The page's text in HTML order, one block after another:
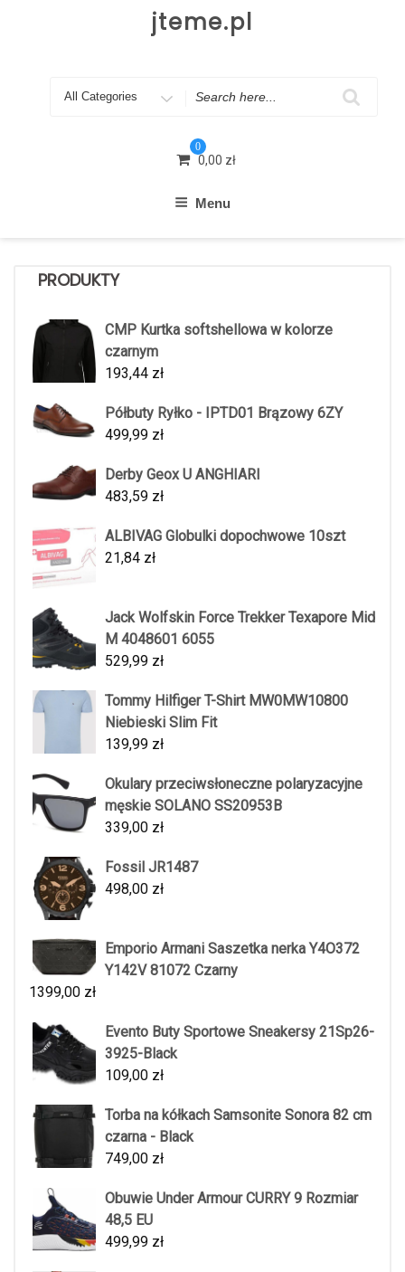
jteme.pl
Search
0
0,00 zł
Menu
PRODUKTY
CMP Kurtka softshellowa w kolorze
czarnym
193,44 zł
Półbuty Ryłko - IPTD01 Brązowy 6ZY
499,99 zł
Derby Geox U ANGHIARI
483,59 zł
ALBIVAG Globulki dopochwowe 10szt
21,84 zł
Jack Wolfskin Force Trekker Texapore Mid
M 4048601 6055
529,99 zł
Tommy Hilfiger T-Shirt MW0MW10800
Niebieski Slim Fit
139,99 zł
Okulary przeciwsłoneczne polaryzacyjne
męskie SOLANO SS20953B
339,00 zł
Fossil JR1487
498,00 zł
Emporio Armani Saszetka nerka Y4O372
Y142V 81072 Czarny
1399,00 zł
Evento Buty Sportowe Sneakersy 21Sp26-
3925-Black
109,00 zł
Torba na kółkach Samsonite Sonora 82 cm
czarna - Black
749,00 zł
Obuwie Under Armour CURRY 9 Rozmiar
48,5 EU
499,99 zł